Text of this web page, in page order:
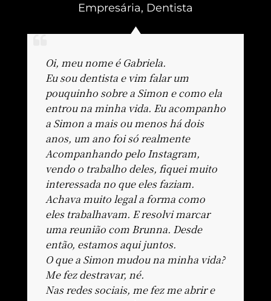
Empresária, Dentista
Oi, meu nome é Gabriela.
Eu sou dentista e vim falar um
pouquinho sobre a Simon e como ela
entrou na minha vida. Eu acompanho
a Simon a mais ou menos há dois
anos, um ano foi só realmente
Acompanhando pelo Instagram,
vendo o trabalho deles, fiquei muito
interessada no que eles faziam.
Achava muito legal a forma como
eles trabalhavam. E resolvi marcar
uma reunião com Brunna. Desde
então, estamos aqui juntos.
O que a Simon mudou na minha vida?
Me fez destravar, né.
Nas redes sociais, me fez me abrir e